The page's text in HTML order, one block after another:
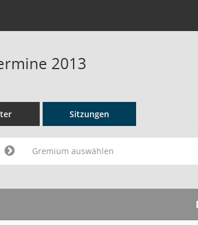
2013
Sitzungen
Gremium auswählen